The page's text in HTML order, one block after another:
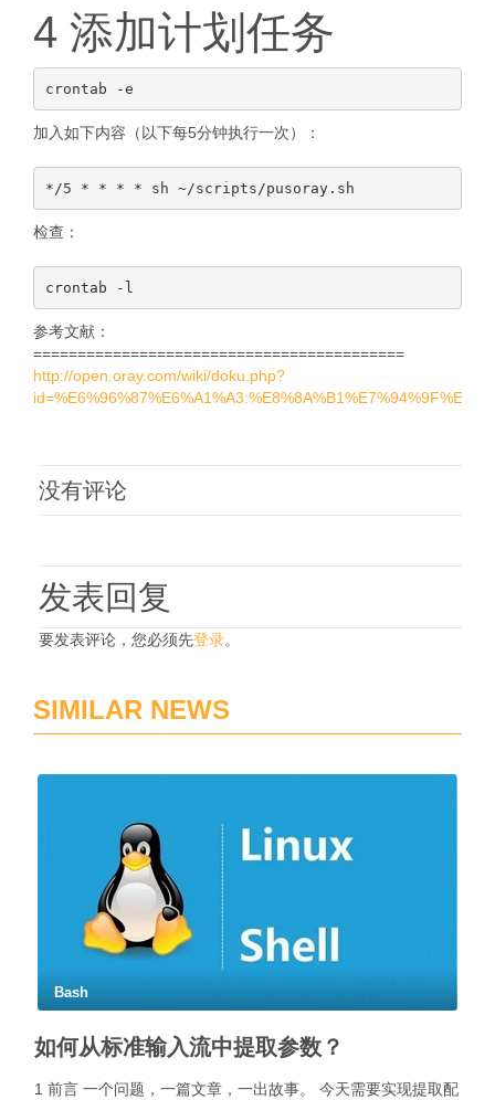
4 添加计划任务
加入如下内容（以下每5分钟执行一次）：
检查：
参考文献：
==========================================
http://open.oray.com/wiki/doku.php?
没有评论
发表回复
要发表评论，您必须先登录。
SIMILAR NEWS
Bash
如何从标准输入流中提取参数？
1 前言 一个问题，一篇文章，一出故事。 今天需要实现提取配